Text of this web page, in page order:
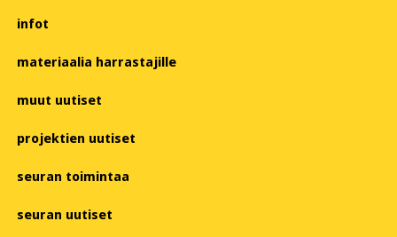
infot
materiaalia harrastajille
muut uutiset
projektien uutiset
seuran toimintaa
seuran uutiset